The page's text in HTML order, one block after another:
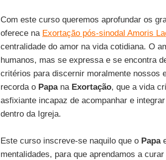
Com este curso queremos aprofundar os
oferece na Exortação pós-sinodal Amoris
centralidade do amor na vida cotidiana. O
humanos, mas se expressa e se encontra
critérios para discernir moralmente nossos
recorda o Papana Exortação, que a vida
asfixiante incapaz de acompanhar e
dentro da Igreja.
Este curso inscreve-se naquilo que o Papa
mentalidades, para que aprendamos a